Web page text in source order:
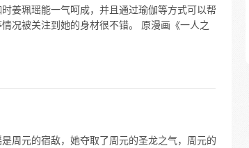
姜珮瑶能一气呵成，并且通过瑜伽等方式可以帮
况被关注到她的身材很不错。 原漫画《一人之
周元的宿敌，她夺取了周元的圣龙之气，周元的